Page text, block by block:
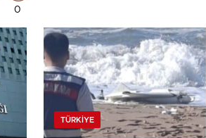
0
TÜRKIYE